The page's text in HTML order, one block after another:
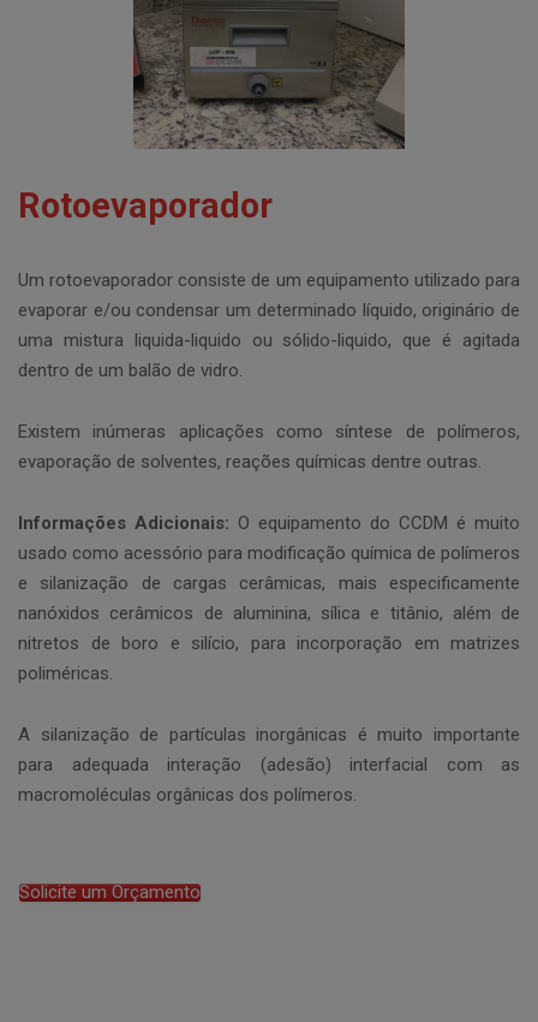
Rotoevaporador
Um rotoevaporador consiste de um equipamento utilizado para
evaporar e/ou condensar um determinado líquido, originário de
uma mistura liquida-liquido ou sólido-liquido, que é agitada
dentro de um balão de vidro.
Existem inúmeras aplicações como síntese de polímeros,
evaporação de solventes, reações químicas dentre outras.
Informações Adicionais: O equipamento do CCDM é muito
usado como acessório para modificação química de polímeros
e silanização de cargas cerâmicas, mais especificamente
nanóxidos cerâmicos de aluminina, sílica e titânio, além de
nitretos de boro e silício, para incorporação em matrizes
poliméricas.
A silanização de partículas inorgânicas é muito importante
para adequada interação (adesão) interfacial com as
macromoléculas orgânicas dos polímeros.
Solicite um Orçamento